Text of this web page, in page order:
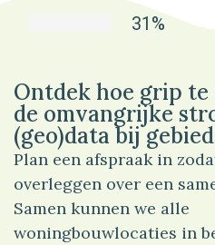
31%
Ontdek hoe grip
de omvangrijke
(geo)data bij
Plan een afspraak in
overleggen over een
Samen kunnen we alle
woningbouwlocaties in